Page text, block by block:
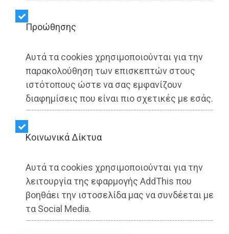
Προώθησης
Αυτά τα cookies χρησιμοποιούνται για την
παρακολούθηση των επισκεπτών στους
ιστότοπους ώστε να σας εμφανίζουν
διαφημίσεις που είναι πιο σχετικές με εσάς.
Kοινωνικά Δίκτυα
Αυτά τα cookies χρησιμοποιούνται για την
λειτουργία της εφαρμογής AddThis που
βοηθάει την ιστοσελίδα μας να συνδέεται με
τα Social Media.
Dimotisnews | 14/06/2025 - 00:23
Η δημοτική μας παράταξη μας, «Σύγχρονη
Πολιτεία-Συνεργασία Ενεργών Πολιτών»